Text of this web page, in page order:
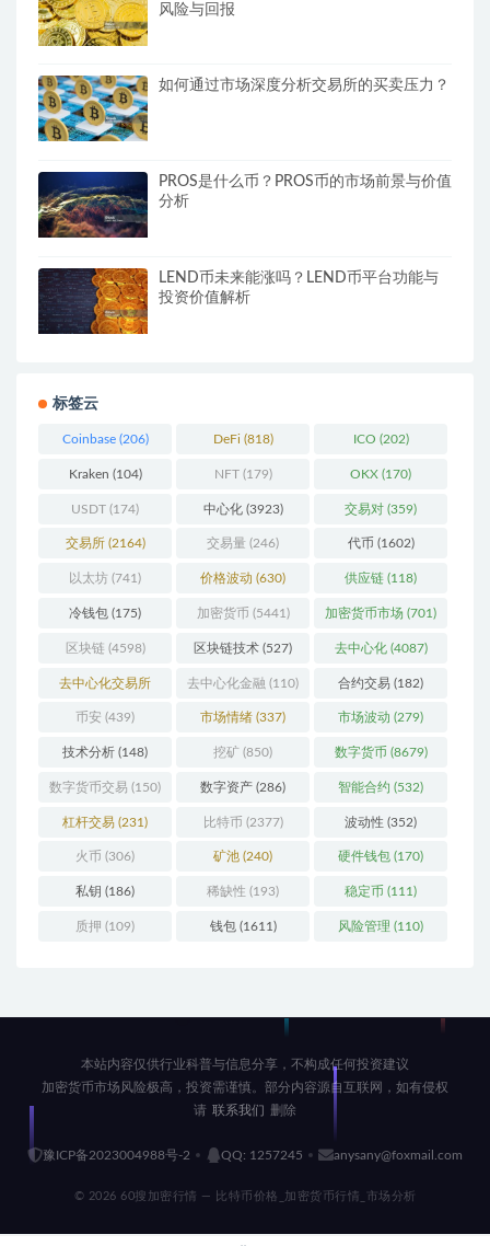
风险与回报
如何通过市场深度分析交易所的买卖压力？
PROS是什么币？PROS币的市场前景与价值
分析
LEND币未来能涨吗？LEND币平台功能与
投资价值解析
标签云
Coinbase(206) DeFi (818) ICO (202)
Kraken (104) NFT(179) OKX (170)
USDT (174) 中心化(3923) 交易对 (359)
交易所(2164) 交易量 (246) 代币 (1602)
以太坊 (741) 价格波动 (630) 供应链 (118)
冷钱包 (175) 加密货币 (5441) 加密货币市场 (701)
区块链(4598) 区块链技术 (527) 去中心化(4087)
去中心化交易所
(196)
去中心化金融 (110) 合约交易 (182)
币安 (439) 市场情绪 (337) 市场波动 (279)
技术分析 (148) 挖矿 (850) 数字货币 (8679)
数字货币交易 (150) 数字资产 (286) 智能合约 (532)
杠杆交易 (231) 比特币 (2377) 波动性 (352)
火币 (306) 矿池 (240) 硬件钱包 (170)
私钥 (186) 稀缺性 (193) 稳定币 (111)
质押 (109) 钱包(1611) 风险管理 (110)
本站内容仅供行业科普与信息分享，不构成任何投资建议
加密货币市场风险极高，投资需谨慎。部分内容源自互联网，如有侵权
请 联系我们 删除
豫ICP备2023004988号-2 QQ: 1257245 anysany@foxmail.com
© 2026 60搜加密行情 — 比特币价格_加密货币行情_市场分析